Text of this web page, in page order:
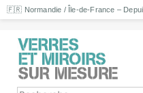
🇫🇷 Normandie / Île-de-France –